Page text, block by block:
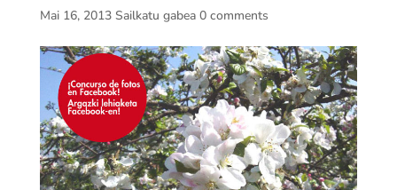
Mai 16, 2013 Sailkatu gabea 0 comments